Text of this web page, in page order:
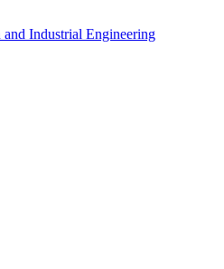
Industrial Engineering